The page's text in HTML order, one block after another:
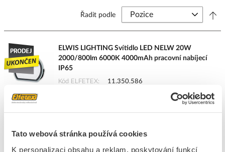
Tato webová stránka používá cookies
K personalizaci obsahu a reklam, poskytování funkcí
Řadit podle
ELWIS LIGHTING Svítidlo LED NELW 20W
2000/800lm 6000K 4000mAh pracovní nabíjecí
IP65
Kód ELFETEX
11.350.586